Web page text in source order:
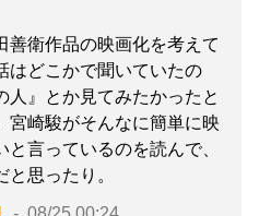
善衛作品の映画化を考えて
はどこかで聞いていたの
人』とか見てみたかったと
宮崎駿がそんなに簡単に映
と言っているのを読んで、
と思ったり。